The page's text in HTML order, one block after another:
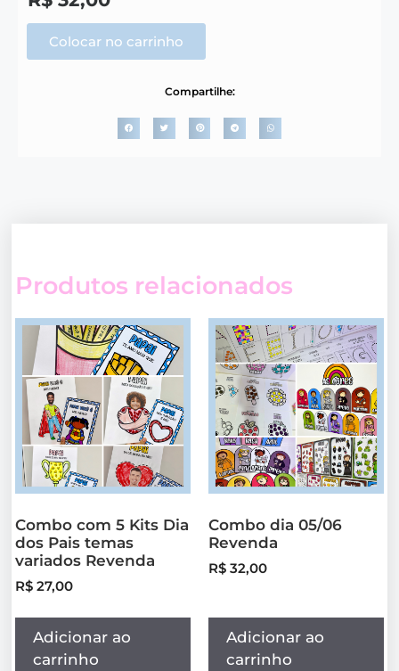
Colocar no carrinho
Compartilhe:
Produtos relacionados
Combo com 5 Kits Dia
dos Pais temas
variados Revenda
R$ 27,00
Adicionar ao
carrinho
Combo dia 05/06
Revenda
R$ 32,00
Adicionar ao
carrinho